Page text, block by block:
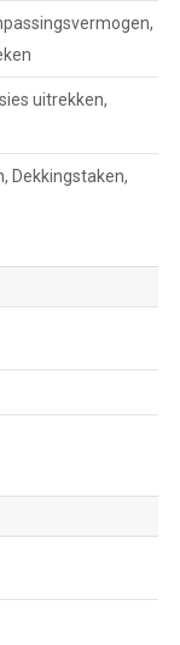
uitrekken,
Dekkingstaken,